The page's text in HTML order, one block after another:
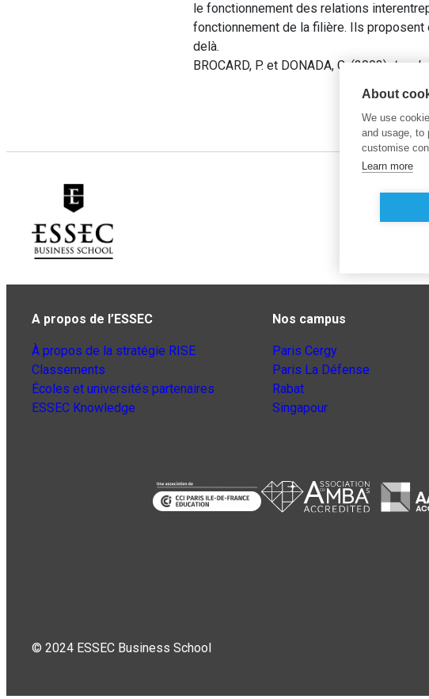
le fonctionnement des relations
fonctionnement de la filière. Ils
delà.
BROCARD, P. et DONADA, C. (2003).La
A propos de l’ESSEC
À propos de la stratégie RISE
Classements
Écoles et universités partenaires
ESSEC Knowledge
Nos campus
Paris Cergy
Paris La Défense
Rabat
Singapour
© 2024 ESSEC Business School
About
We use
and usage, to
customise
Learn more